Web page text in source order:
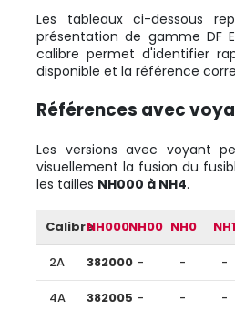
Les tableaux ci-dessous
présentation de gamme DF
calibre permet d'identifier
disponible et la référence
Références avec
Les versions avec voyant
visuellement la fusion du
les tailles NH000 à NH4.
CalibreNH000NH00 NH0 NH1
2A 382000 - - -
4A 382005 - - -